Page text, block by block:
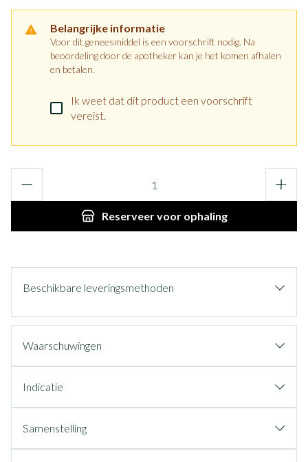
Belangrijke informatie
Voor dit geneesmiddel is een voorschrift nodig. Na
beoordeling door de apotheker kan je het komen afhalen
en betalen.
Ik weet dat dit product een voorschrift
vereist.
Reserveervoor ophaling
Beschikbare leveringsmethoden
Waarschuwingen
Indicatie
Samenstelling